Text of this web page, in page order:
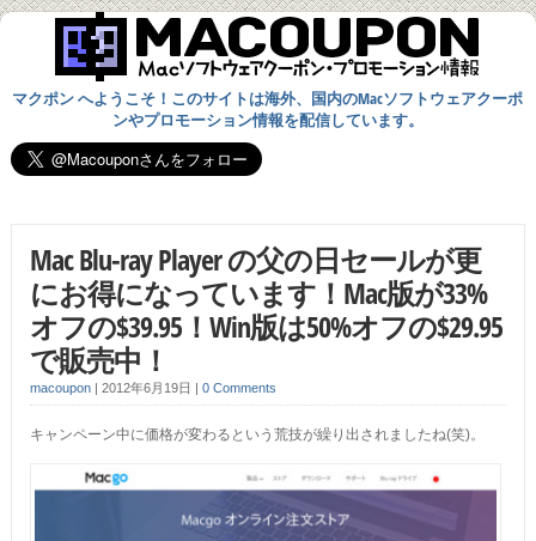
マクポン へようこそ！このサイトは海外、国内のMacソフトウェアクーポ
ンやプロモーション情報を配信しています。
Mac Blu-ray Player の父の日セールが更
にお得になっています！Mac版が33%
オフの$39.95！Win版は50%オフの$29.95
で販売中！
macoupon| 2012年6月19日 | 0 Comments
キャンペーン中に価格が変わるという荒技が繰り出されましたね(笑)。